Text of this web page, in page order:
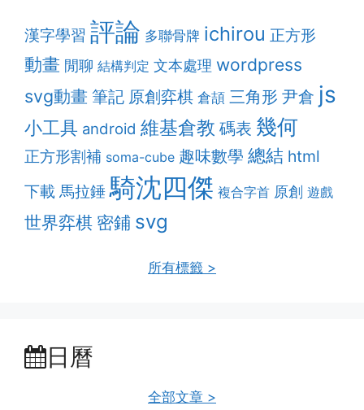
漢字學習 評論 多聯骨牌 ichirou 正方形
動畫 閒聊 結構判定 文本處理 wordpress
svg動畫 筆記 原創弈棋 倉頡 三角形 尹倉 js
小工具 android 維基倉教 碼表 幾何
正方形割補 soma-cube 趣味數學 總結 html
下載 馬拉錘 騎沈四傑 複合字首 原創 遊戲
世界弈棋 密鋪 svg
所有標籤 >
日曆
全部文章 >